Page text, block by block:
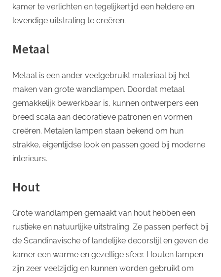
kamer te verlichten en tegelijkertijd een heldere en
levendige uitstraling te creëren.
Metaal
Metaal is een ander veelgebruikt materiaal bij het
maken van grote wandlampen. Doordat metaal
gemakkelijk bewerkbaar is, kunnen ontwerpers een
breed scala aan decoratieve patronen en vormen
creëren. Metalen lampen staan ​​bekend om hun
strakke, eigentijdse look en passen goed bij moderne
interieurs.
Hout
Grote wandlampen gemaakt van hout hebben een
rustieke en natuurlijke uitstraling. Ze passen perfect bij
de Scandinavische of landelijke decorstijl en geven de
kamer een warme en gezellige sfeer. Houten lampen
zijn zeer veelzijdig en kunnen worden gebruikt om